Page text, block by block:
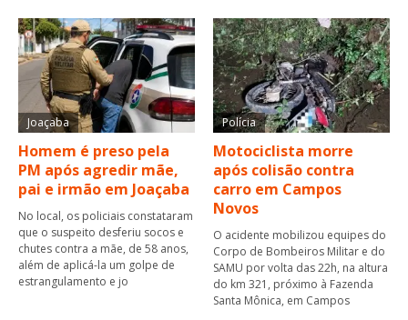
Joaçaba
Homem é preso pela
PM após agredir mãe,
pai e irmão em Joaçaba
No local, os policiais constataram
que o suspeito desferiu socos e
chutes contra a mãe, de 58 anos,
além de aplicá-la um golpe de
estrangulamento e jo
Polícia
Motociclista morre
após colisão contra
carro em Campos
Novos
O acidente mobilizou equipes do
Corpo de Bombeiros Militar e do
SAMU por volta das 22h, na altura
do km 321, próximo à Fazenda
Santa Mônica, em Campos